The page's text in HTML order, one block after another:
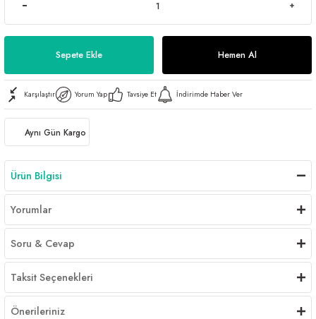
Sepete Ekle Hemen Al
Karşılaştır Yorum Yap Tavsiye Et İndirimde Haber Ver
Aynı Gün Kargo
Ürün Bilgisi
Yorumlar
Soru & Cevap
Taksit Seçenekleri
Önerileriniz